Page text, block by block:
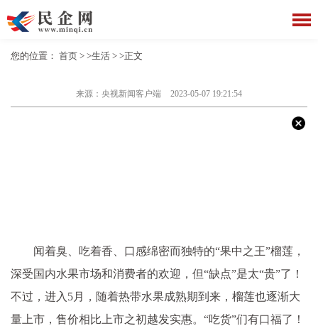
您的位置： 首页 > >生活 > >正文
来源：央视新闻客户端 2023-05-07 19:21:54
闻着臭、吃着香、口感绵密而独特的“果中之王”榴莲，
深受国内水果市场和消费者的欢迎，但“缺点”是太“贵”了！
不过，进入5月，随着热带水果成熟期到来，榴莲也逐渐大
量上市，售价相比上市之初越发实惠。“吃货”们有口福了！